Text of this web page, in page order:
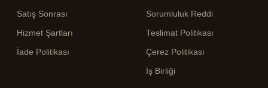
Satış Sonrası
Hizmet Şartları
İade Politikası
Sorumluluk Reddi
Teslimat Politikası
Çerez Politikası
İş Birliği